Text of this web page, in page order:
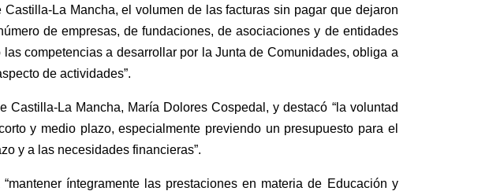
La Mancha, el volumen de las facturas sin pagar que dejaron
de empresas, de fundaciones, de asociaciones y de entidades
competencias a desarrollar por la Junta de Comunidades, obliga a
de actividades”.
La Mancha, María Dolores Cospedal, y destacó “la voluntad
y medio plazo, especialmente previendo un presupuesto para el
y a las necesidades financieras”.
íntegramente las prestaciones en materia de Educación y